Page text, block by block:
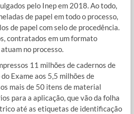
pelo Inep em 2018. Ao todo,
de papel em todo o processo,
de papel com selo de procedência.
contratados em um formato
no processo.
11 milhões de cadernos de
Exame aos 5,5 milhões de
mais de 50 itens de material
para a aplicação, que vão da folha
até as etiquetas de identificação